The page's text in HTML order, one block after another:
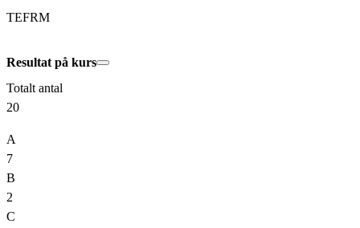
TEFRM
Resultat på kurs
Totalt antal
20
A
7
B
2
C